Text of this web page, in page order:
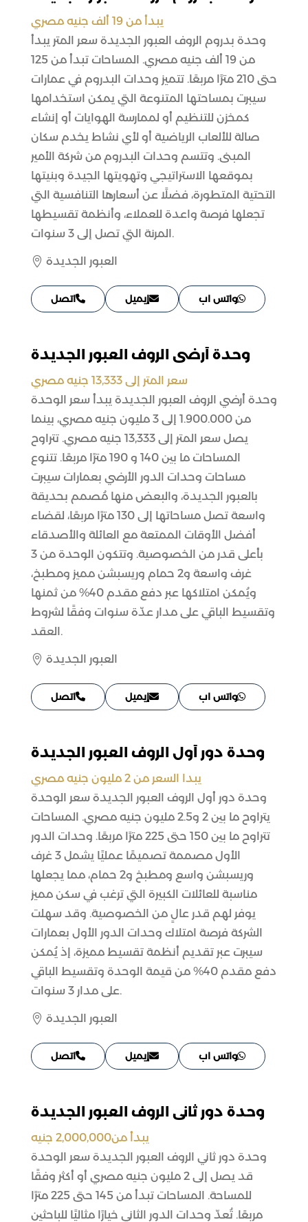
يبدأ من 19 ألف جنيه مصري
وحدة بدروم الروف العبور الجديدة سعر المتر يبدأ
من 19 ألف جنيه مصري. المساحات تبدأ من 125
حتى 210 مترًا مربعًا. تتميز وحدات البدروم في عمارات
سيبرت بمساحتها المتنوعة التي يمكن استخدامها
كمخزن للتنظيم أو لممارسة الهوايات أو إنشاء
صالة للألعاب الرياضية أو لأي نشاط يخدم سكان
المبنى. وتتسم وحدات البدروم من شركة الأمير
بموقعها الاستراتيجي وتهويتها الجيدة وبنيتها
التحتية المتطورة، فضلًا عن أسعارها التنافسية التي
تجعلها فرصة واعدة للعملاء، وأنظمة تقسيطها
المرنة التي تصل إلى 3 سنوات.
 العبور الجديدة
اتصل إيميل واتس اب
سعر المتر إلى 13,333 جنيه مصري
وحدة أرضي الروف العبور الجديدة يبدأ سعر الوحدة
من 1.900.000 إلى 3 مليون جنيه مصري، بينما
يصل سعر المتر إلى 13,333 جنيه مصري. تتراوح
المساحات ما بين 140 و 190 مترًا مربعًا. تتنوع
مساحات وحدات الدور الأرضي بعمارات سيبرت
بالعبور الجديدة، والبعض منها مُصمم بحديقة
واسعة تصل مساحاتها إلى 130 مترًا مربعًا، لقضاء
أفضل الأوقات الممتعة مع العائلة والأصدقاء
بأعلى قدر من الخصوصية. وتتكون الوحدة من 3
غرف واسعة و2 حمام وريسبشن مميز ومطبخ،
ويُمكن امتلاكها عبر دفع مقدم 40% من ثمنها
وتقسيط الباقي على مدار عدّة سنوات وفقًا لشروط
العقد.
 العبور الجديدة
اتصل إيميل واتس اب
يبدا السعر من 2 مليون جنيه مصري
وحدة دور أول الروف العبور الجديدة سعر الوحدة
يتراوح ما بين 2 و2.5 مليون جنيه مصري. المساحات
تتراوح ما بين 150 حتى 225 مترًا مربعًا. وحدات الدور
الأول مصممة تصميمًا عمليًا يشمل 3 غرف
وريسبشن واسع ومطبخ و2 حمام، مما يجعلها
مناسبة للعائلات الكبيرة التي ترغب في سكن مميز
يوفر لهم قدر عالٍ من الخصوصية. وقد سهلت
الشركة فرصة امتلاك وحدات الدور الأول بعمارات
سيبرت عبر تقديم أنظمة تقسيط مميزة، إذ يُمكن
دفع مقدم 40% من قيمة الوحدة وتقسيط الباقي
على مدار 3 سنوات.
 العبور الجديدة
اتصل إيميل واتس اب
يبدأ من2,000,000 جنيه
وحدة دور ثاني الروف العبور الجديدة سعر الوحدة
قد يصل إلى 2 مليون جنيه مصري أو أكثر وفقًا
للمساحة. المساحات تبدأ من 145 حتى 225 مترًا
مربعًا. تُعدّ وحدات الدور الثاني خيارًا مثاليًا للباحثين